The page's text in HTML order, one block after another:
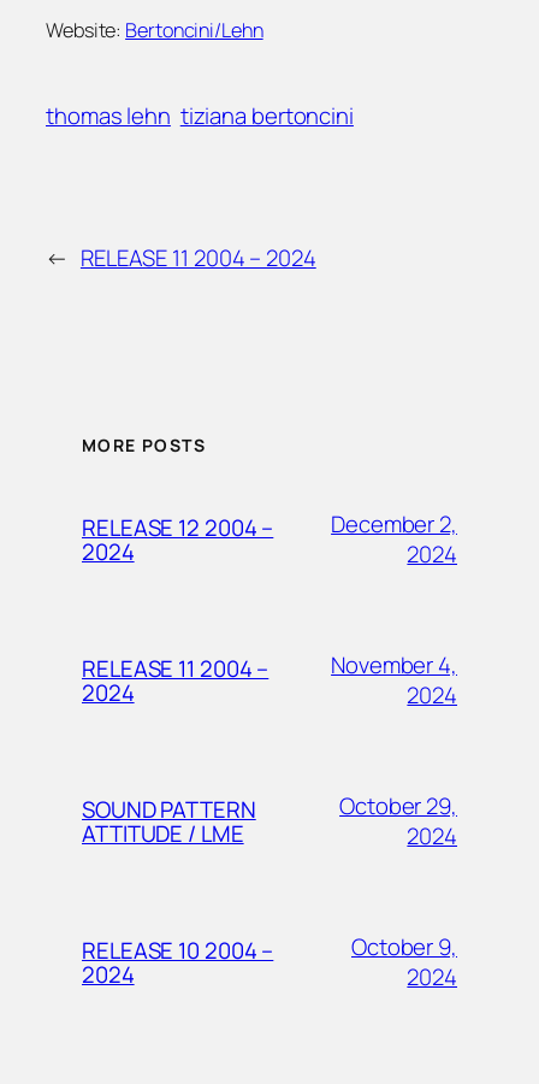
Website: Bertoncini/Lehn
thomas lehn tiziana bertoncini
← RELEASE 11 2004 – 2024
MORE POSTS
RELEASE 12 2004 –
2024
December 2,
2024
RELEASE 11 2004 –
2024
November 4,
2024
SOUND PATTERN
ATTITUDE / LME
October 29,
2024
RELEASE 10 2004 –
2024
October 9,
2024